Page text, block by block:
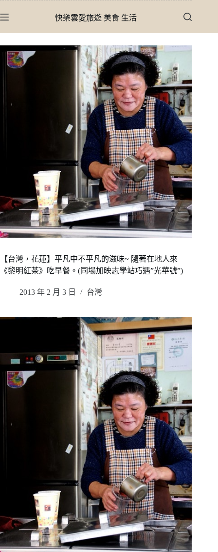
至
內
容
快樂雲愛旅遊 美食 生活
【台灣，花蓮】平凡中不平凡的滋味~ 隨著在地人來
《黎明紅茶》吃早餐。(同場加映志學站巧遇”光華號”)
2013 年 2 月 3 日 台灣